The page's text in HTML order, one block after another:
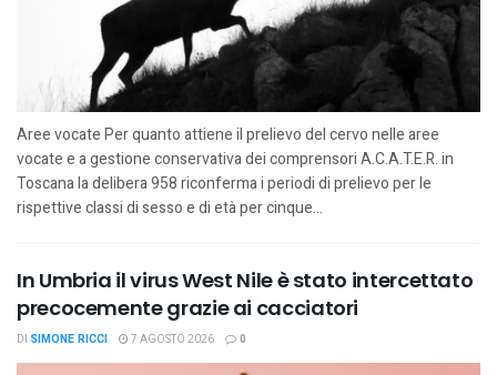
Aree vocate Per quanto attiene il prelievo del cervo nelle aree
vocate e a gestione conservativa dei comprensori A.C.A.T.E.R. in
Toscana la delibera 958 riconferma i periodi di prelievo per le
rispettive classi di sesso e di età per cinque...
In Umbria il virus West Nile è stato intercettato
precocemente grazie ai cacciatori
DI SIMONE RICCI 7 AGOSTO 2026 0